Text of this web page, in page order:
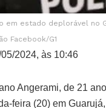
em estado deplorável no
Facebook/G1
2024, às 10:46
Angerami, de 21
feira (20) em